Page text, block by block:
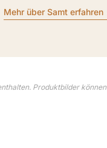
Mehr über Samt erfahren
Produktbilder